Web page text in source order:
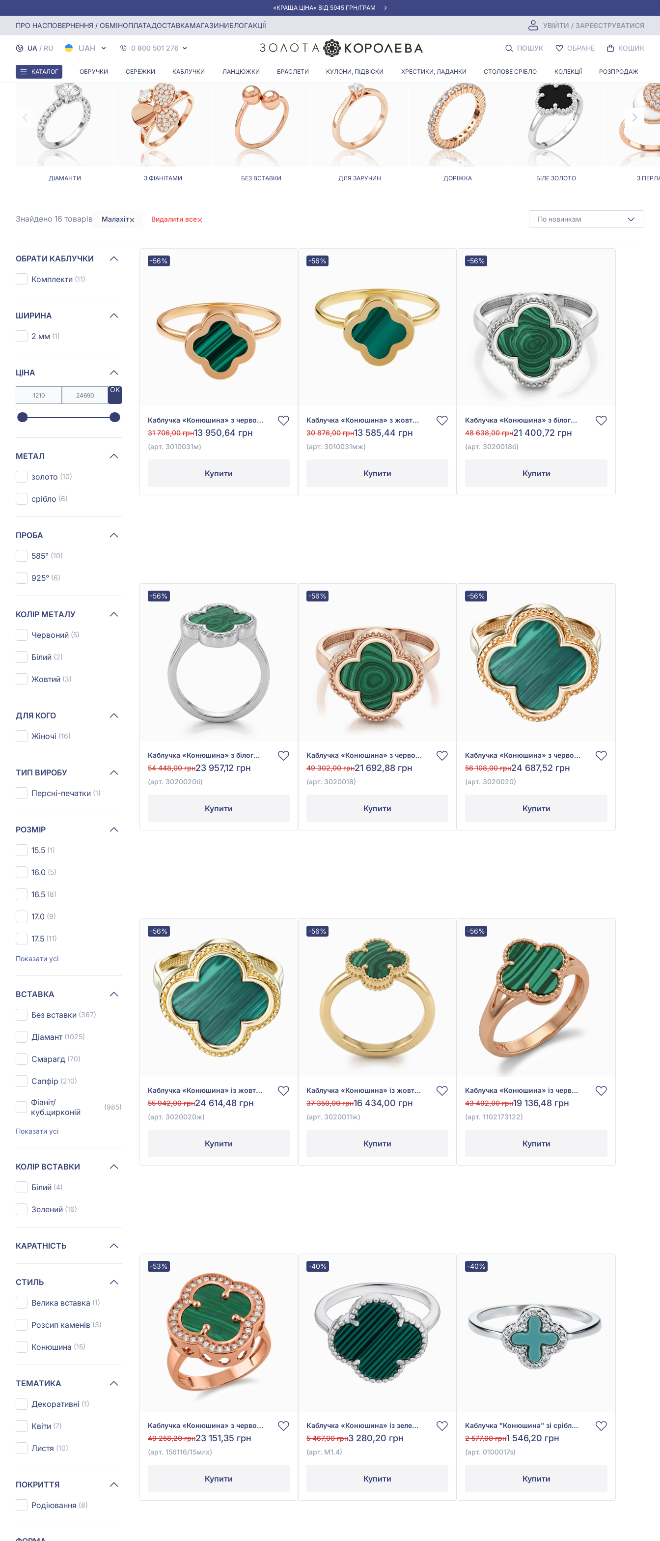
«КРАЩА ЦІНА» ВІД 5945 ГРН/ГРАМ
ПРО НАСПОВЕРНЕННЯ / ОБМІНОПЛАТАДОСТАВКАМАГАЗИНИБЛОГАКЦІЇ УВІЙТИ / ЗАРЕЄСТРУВАТИСЯ
UA / RU UAH 0 800 501 276 ПОШУК ОБРАНЕ КОШИК
КАТАЛОГ ОБРУЧКИ СЕРЕЖКИ КАБЛУЧКИ ЛАНЦЮЖКИ БРАСЛЕТИ КУЛОНИ, ПІДВІСКИ ХРЕСТИКИ, ЛАДАНКИ СТОЛОВЕ СРІБЛО КОЛЕКЦІЇ РОЗПРОДАЖ
Головна Каблучки Каблучка з малахітом
КАБЛУЧКА З МАЛАХІТОМ
ДІАМАНТИ З ФІАНІТАМИ БЕЗ ВСТАВКИ ДЛЯ ЗАРУЧИН ДОРІЖКА БІЛЕ ЗОЛОТО З
По новинкам
Знайдено 16 товарів Малахіт Видалити все
ОБРАТИ КАБЛУЧКИ
Комплекти (11)
ШИРИНА
2 мм (1)
ЦІНА
OK
МЕТАЛ
золото (10)
срібло (6)
ПРОБА
585° (10)
925° (6)
КОЛІР МЕТАЛУ
Червоний (5)
Білий (2)
Жовтий (3)
ДЛЯ КОГО
Жіночі (16)
ТИП ВИРОБУ
Персні-печатки (1)
РОЗМІР
15.5 (1)
16.0 (5)
16.5 (8)
17.0 (9)
17.5 (11)
Показати усі
ВСТАВКА
Без вставки (367)
Діамант (1025)
Смарагд (70)
Сапфір (210)
Фіаніт/
куб.цирконій
(985)
Показати усі
КОЛІР ВСТАВКИ
Білий (4)
Зелений (16)
КАРАТНІСТЬ
СТИЛЬ
Велика вставка (1)
Розсип каменів (3)
Конюшина (15)
ТЕМАТИКА
Декоративні (1)
Квіти (7)
Листя (10)
ПОКРИТТЯ
Родіювання (8)
-56%
Каблучка «Конюшина» з червоного золота 585° із Зеленим Малахітом, арт. 3010031м
31 706,00 грн13 950,64 грн
(арт. 3010031м)
Купити
-56%
Каблучка «Конюшина» з жовтого золота 585° із Зеленим Малахітом, арт. 3010031мж
30 876,00 грн13 585,44 грн
(арт. 3010031мж)
Купити
-56%
Каблучка «Конюшина» з білого золота 585° із Зеленим Малахітом, арт. 3020018б
48 638,00 грн21 400,72 грн
(арт. 3020018б)
Купити
-56%
Каблучка «Конюшина» з білого золота 585° із Зеленим Малахітом, арт. 3020020б
54 448,00 грн23 957,12 грн
(арт. 3020020б)
Купити
-56%
Каблучка «Конюшина» з червоного золота 585° із Зеленим Малахітом, арт. 3020018
49 302,00 грн21 692,88 грн
(арт. 3020018)
Купити
-56%
Каблучка «Конюшина» з червоного золота 585° із Зеленим Малахітом, арт. 3020020
56 108,00 грн24 687,52 грн
(арт. 3020020)
Купити
-56%
Каблучка «Конюшина» із жовтого золота 585° із Зеленим Малахітом, арт. 3020020ж
55 942,00 грн24 614,48 грн
(арт. 3020020ж)
Купити
-56%
Каблучка «Конюшина» із жовтого золота 585° із Зеленим Малахітом, арт. 3020011ж
37 350,00 грн16 434,00 грн
(арт. 3020011ж)
Купити
-56%
Каблучка «Конюшина» із червоного золота 585° із Зеленим Малахітом, арт. 1102173122
43 492,00 грн19 136,48 грн
(арт. 1102173122)
Купити
-53%
Каблучка «Конюшина» з червоного золота 585° із зеленим малахітом та фіанітом, арт. 156116/15млх
49 258,20 грн23 151,35 грн
(арт. 156116/15млх)
Купити
-40%
Каблучка «Конюшина» із зеленим малахітом зі срібла 925°, арт. М1.4
5 467,00 грн3 280,20 грн
(арт. М1.4)
Купити
-40%
Каблучка "Конюшина" зі срібла 925° із Зеленим Малахітом та Фіанітом/куб.цирконієм, арт. 0100017з
2 577,00 грн1 546,20 грн
(арт. 0100017з)
Купити